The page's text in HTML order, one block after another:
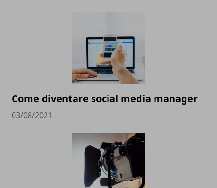
Come diventare social media manager
03/08/2021